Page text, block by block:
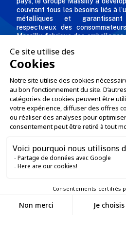
couvrant tous les besoins liés à
métalliques et
respectueux des
Massilly fabrique des
comme les capsules twist,
industriels, boîtes décorées et
professionnels de l'agro
L'ENTREPRISE
NOS OFFRES
SERVICES VENTE EN
GARDONS LE CONTACT